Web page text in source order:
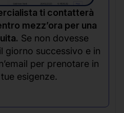
ti contatterà
mezz’ora per una
Se non dovesse
giorno successivo e in
per prenotare in
esigenze.